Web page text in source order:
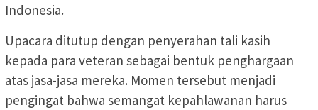
Indonesia.
Upacara ditutup dengan penyerahan tali kasih
kepada para veteran sebagai bentuk penghargaan
atas jasa-jasa mereka. Momen tersebut menjadi
pengingat bahwa semangat kepahlawanan harus